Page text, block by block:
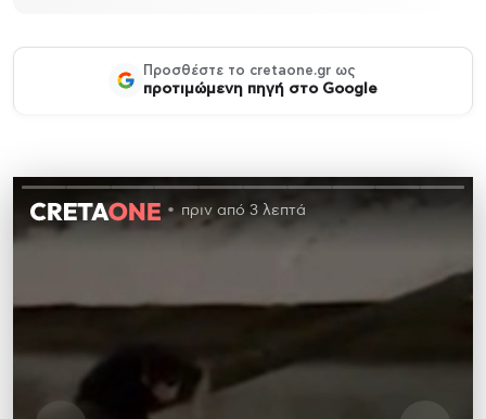
Προσθέστε το cretaone.gr ως
προτιμώμενη πηγή στο Google
πριν από 3 λεπτά